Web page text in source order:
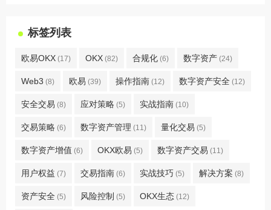
标签列表
欧易OKX (17) OKX (82) 合规化 (6) 数字资产 (24)
Web3 (8) 欧易 (39) 操作指南 (12) 数字资产安全 (12)
安全交易 (8) 应对策略 (5) 实战指南 (10)
交易策略 (6) 数字资产管理 (11) 量化交易 (5)
数字资产增值 (6) OKX欧易 (5) 数字资产交易 (11)
用户权益 (7) 交易指南 (6) 实战技巧 (5) 解决方案 (8)
资产安全 (5) 风险控制 (5) OKX生态 (12)